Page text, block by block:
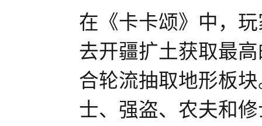
在《卡卡颂》中，
去开疆扩土获取最
合轮流抽取地形板
士、强盗、农夫和